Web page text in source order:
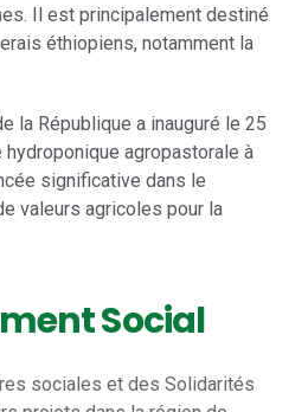
Il est principalement destiné
éthiopiens, notamment la
la République a inauguré le 25
agropastorale à
significative dans le
valeurs agricoles pour la
Social
sociales et des Solidarités